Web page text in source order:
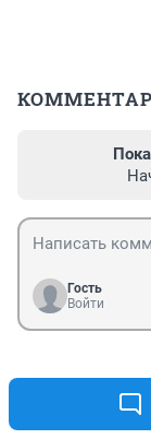
Гость
Войти